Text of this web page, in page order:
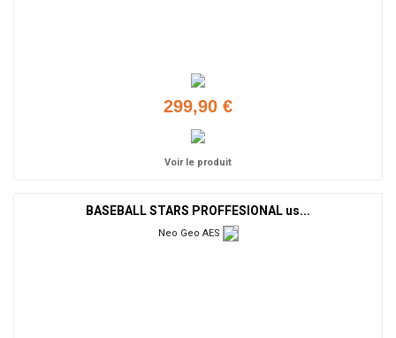
299,90 €
Voir le produit
BASEBALL STARS PROFFESIONAL us...
Neo Geo AES